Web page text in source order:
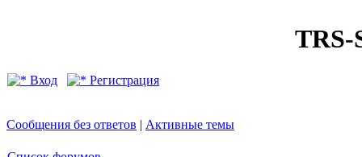
TRS-
Вход Регистрация
Сообщения без ответов | Активные темы